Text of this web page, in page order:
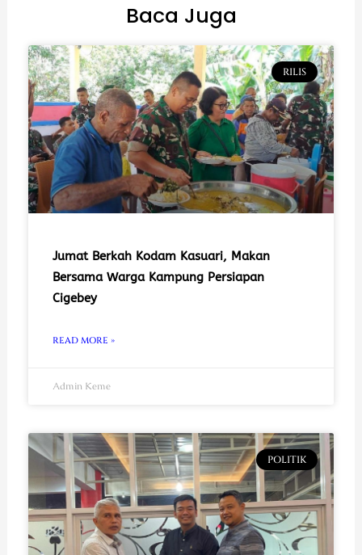
Baca Juga
RILIS
Jumat Berkah Kodam Kasuari, Makan
Bersama Warga Kampung Persiapan
Cigebey
READ MORE »
Admin Keme
POLITIK